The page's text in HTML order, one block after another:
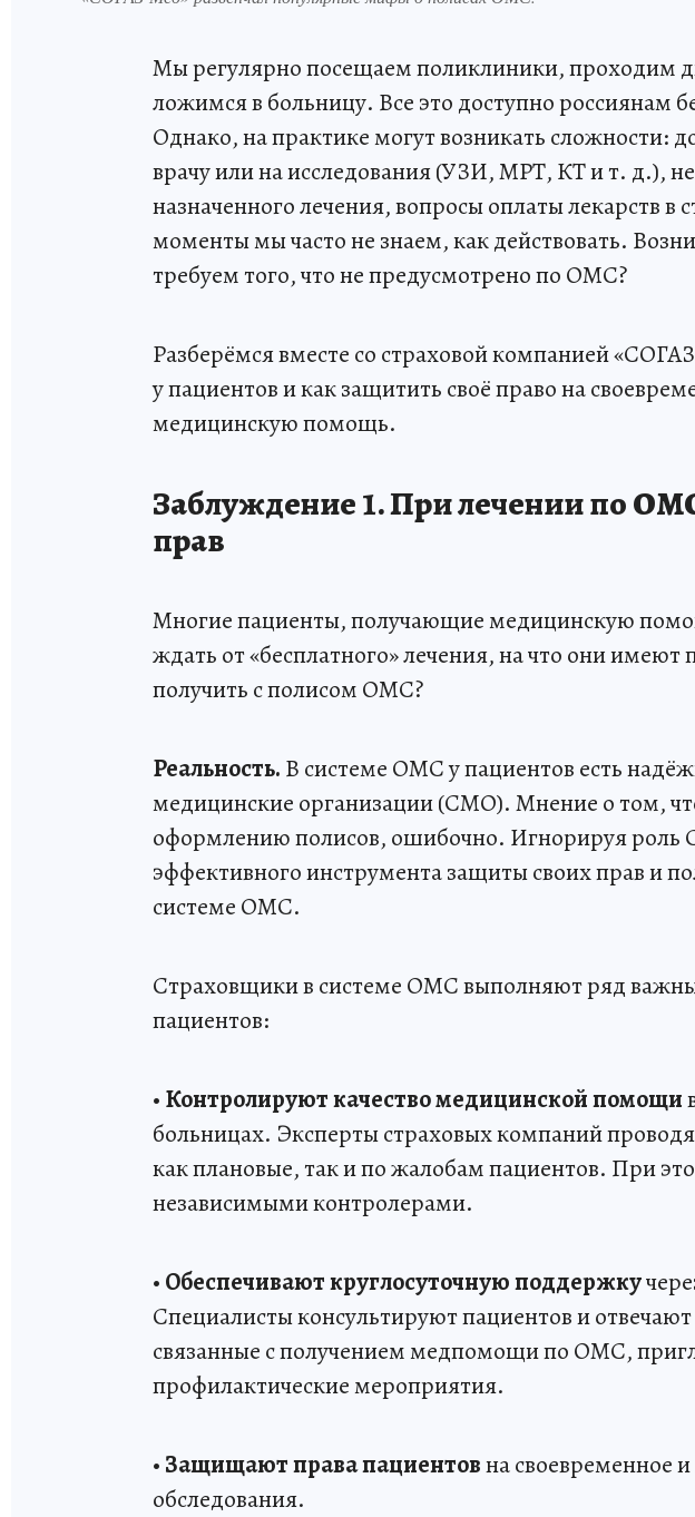
Мы регулярно посещаем поликлиники, проходим
ложимся в больницу. Все это доступно россиянам
Однако, на практике могут возникать сложности:
врачу или на исследования (УЗИ, МРТ, КТ и т. д.),
назначенного лечения, вопросы оплаты лекарств в
моменты мы часто не знаем, как действовать.
требуем того, что не предусмотрено по ОМС?
Разберёмся вместе со страховой компанией
у пациентов и как защитить своё право на
медицинскую помощь.
Заблуждение 1. При лечении по
прав
Многие пациенты, получающие медицинскую
ждать от «бесплатного» лечения, на что они
получить с полисом ОМС?
Реальность. В системе ОМС у пациентов есть
медицинские организации (СМО). Мнение о том,
оформлению полисов, ошибочно. Игнорируя
эффективного инструмента защиты своих прав и
системе ОМС.
Страховщики в системе ОМС выполняют ряд
пациентов:
• Контролируют качество медицинской помощи
больницах. Эксперты страховых компаний
как плановые, так и по жалобам пациентов. При
независимыми контролерами.
• Обеспечивают круглосуточную поддержку
Специалисты консультируют пациентов и
связанные с получением медпомощи по ОМС,
профилактические мероприятия.
• Защищают права пациентовна своевременное
обследования.